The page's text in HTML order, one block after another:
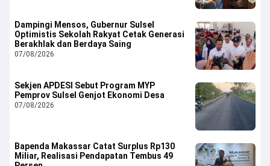
Dampingi Mensos, Gubernur Sulsel
Optimistis Sekolah Rakyat Cetak Generasi
Berakhlak dan Berdaya Saing
07/08/2026
Sekjen APDESI Sebut Program MYP
Pemprov Sulsel Genjot Ekonomi Desa
07/08/2026
Bapenda Makassar Catat Surplus Rp130
Miliar, Realisasi Pendapatan Tembus 49